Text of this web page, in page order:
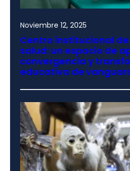
Noviembre 12, 2025
Centro institucional
salud: un espacio de
convergencia y
educativa de